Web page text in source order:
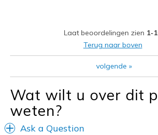
Beste toepassingen
Casual Wear
Going Out
Special Occasions
Travel
Laat beoordelingen zien 1-
Terug naar boven
volgende »
Wat wilt u over dit
weten?
Ask a Question